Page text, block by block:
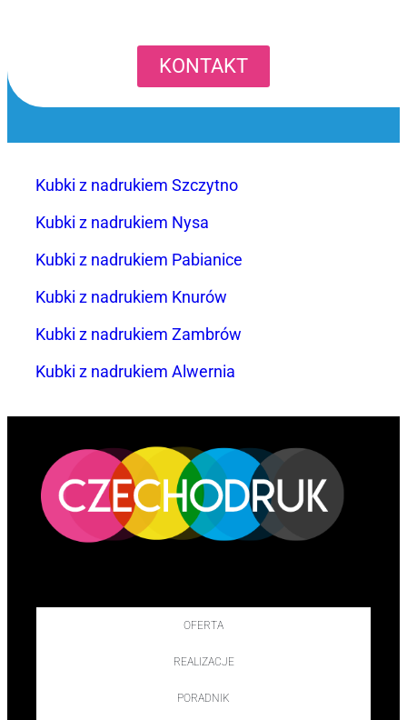
KONTAKT
Kubki z nadrukiem Szczytno
Kubki z nadrukiem Nysa
Kubki z nadrukiem Pabianice
Kubki z nadrukiem Knurów
Kubki z nadrukiem Zambrów
Kubki z nadrukiem Alwernia
OFERTA
REALIZACJE
PORADNIK